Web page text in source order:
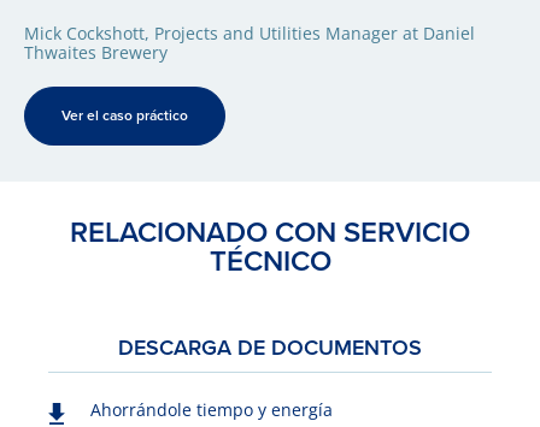
Mick Cockshott, Projects and Utilities Manager at Daniel
Thwaites Brewery
Ver el caso práctico
RELACIONADO CON SERVICIO
TÉCNICO
DESCARGA DE DOCUMENTOS
Ahorrándole tiempo y energía